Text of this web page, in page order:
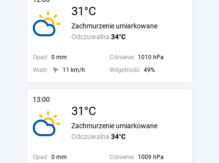
31°C
Odczuwalna 34°C
Zachmurzenie umiarkowane
Opad: 0 mm Ciśnienie: 1010 hPa
Wiatr:
11 km/h Wilgotność: 49%
13:00
31°C
Odczuwalna 34°C
Zachmurzenie umiarkowane
Opad: 0 mm Ciśnienie: 1009 hPa